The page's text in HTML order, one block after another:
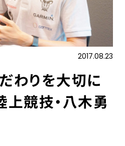
2017.08.23
わりを大切に
上競技・八木勇
インタビュー